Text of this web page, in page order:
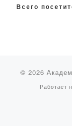
Всего
© 2026
Работает